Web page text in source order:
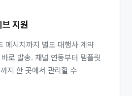
지원
메시지까지 별도 대행사 계약
로 발송. 채널 연동부터 템플릿
지 한 곳에서 관리할 수